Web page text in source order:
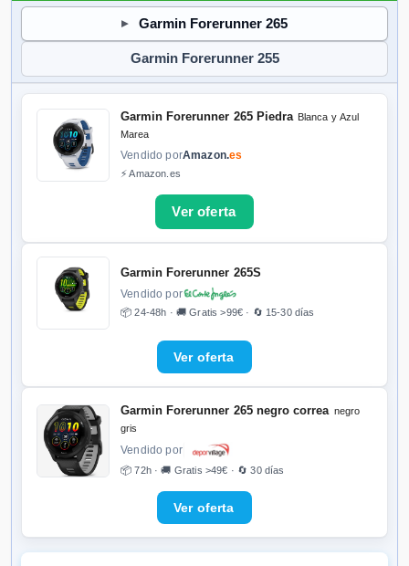
Garmin Forerunner 265
Garmin Forerunner 255
Garmin Forerunner 265 Piedra Blanca y Azul
Marea
Vendido porAmazon.es
⚡ Amazon.es
Garmin Forerunner 265S
Vendido por
📦 24-48h · 🚚 Gratis >99€ · 🔄 15-30 días
Garmin Forerunner 265 negro correa negro
gris
Vendido por
📦 72h · 🚚 Gratis >49€ · 🔄 30 días